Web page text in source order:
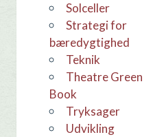
Solceller
Strategi for
bæredygtighed
teknik
Theatre Green
Book
Tryksager
udvikling